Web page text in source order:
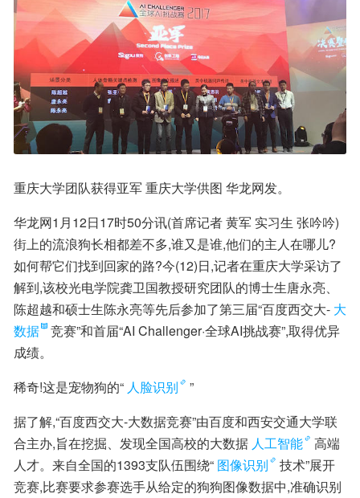
重庆大学团队获得亚军 重庆大学供图 华龙网发。
华龙网1月12日17时50分讯(首席记者 黄军 实习生 张吟吟)
街上的流浪狗长相都差不多,谁又是谁,他们的主人在哪儿?
如何帮它们找到回家的路?今(12)日,记者在重庆大学采访了
解到,该校光电学院龚卫国教授研究团队的博士生唐永亮、
陈超越和硕士生陈永亮等先后参加了第三届“百度西交大- 大
数据
竞赛”和首届“AI Challenger·全球AI挑战赛”,取得优异
成绩。
稀奇!这是宠物狗的“ 人脸识别
”
据了解,“百度西交大-大数据竞赛”由百度和西安交通大学联
合主办,旨在挖掘、发现全国高校的大数据 人工智能
高端
人才。来自全国的1393支队伍围绕“ 图像识别
技术”展开
竞赛,比赛要求参赛选手从给定的狗狗图像数据中,准确识别